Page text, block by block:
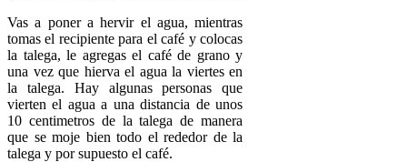
Vas a poner a hervir el agua, mientras
tomas el recipiente para el café y colocas
la talega, le agregas el café de grano y
una vez que hierva el agua la viertes en
la talega. Hay algunas personas que
vierten el agua a una distancia de unos
10 centimetros de la talega de manera
que se moje bien todo el rededor de la
talega y por supuesto el café.